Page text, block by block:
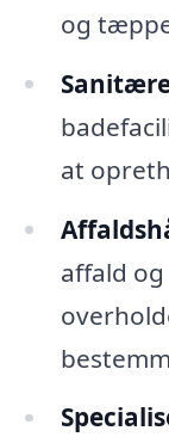
og
at
affald